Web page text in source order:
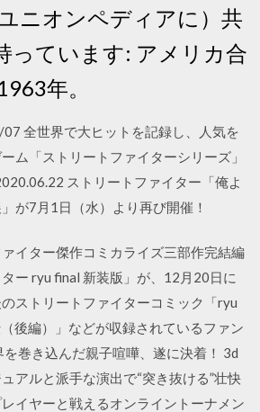
ニオンペディアに）共
っています: アメリカ合
年。
全世界で大ヒットを記録し、人気を
ム「ストリートファイターシリーズ」
ストリートファイター「俺よ
が7月1日（水）より再び開催！
イター傑作コミカライズ三部作完結編
ー ryu final 新装版」が、12月20日に
ストリートファイターコミック「ryu
後編）」などが収録されているファン
巻き込んだ親子喧嘩、遂に決着！ 3d
アルと派手な演出で“突き抜ける”壮快
イヤーと戦えるオンライントーナメン